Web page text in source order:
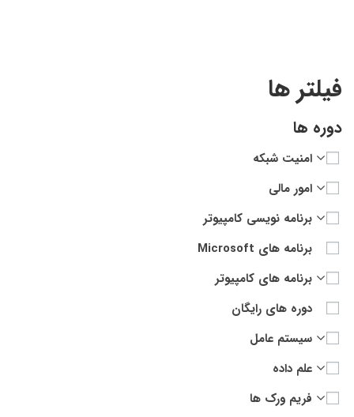
فیلتر ها
دوره ها
امنیت شبکه
امور مالی
برنامه نویسی کامپیوتر
برنامه های Microsoft
برنامه های کامپیوتر
دوره های رایگان
سیستم عامل
علم داده
فریم ورک ها